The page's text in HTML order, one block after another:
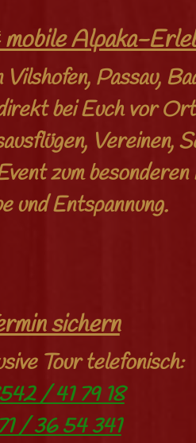
mobile Alpaka-
Passau,
bei Euch vor
Vereinen,
zum
und Entspannung.
sichern
Tour telefonisch:
/ 41 79 18
/ 36 54 341